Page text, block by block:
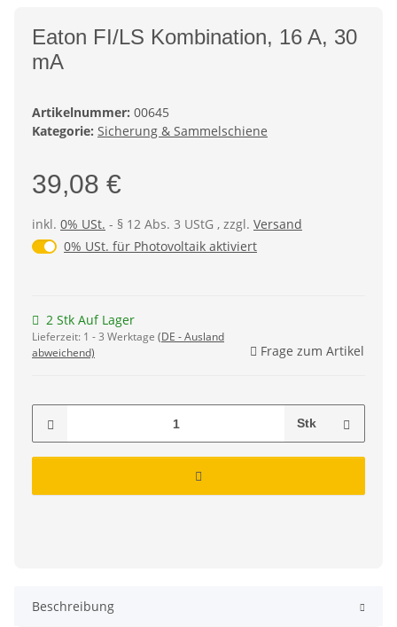
Eaton FI/LS Kombination, 16 A, 30
mA
Artikelnummer: 00645
Kategorie: Sicherung & Sammelschiene
39,08 €
inkl. 0% USt. - § 12 Abs. 3 UStG , zzgl. Versand
0% USt. für Photovoltaik (§ 12 Abs. 3 UStG)
0% USt. für Photovoltaik aktiviert
2 Stk Auf Lager
Lieferzeit: 1 - 3 Werktage (DE - Ausland
abweichend)
Frage zum Artikel
Stk
Beschreibung